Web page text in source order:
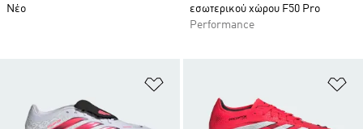
Νέο
εσωτερικού χώρου F50 Pro
Performance
Προσθήκη στη Λίστα Επιθυμιών